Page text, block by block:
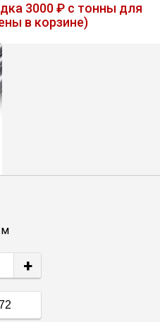
3000 ₽ с тонны для
в корзине)
м
+